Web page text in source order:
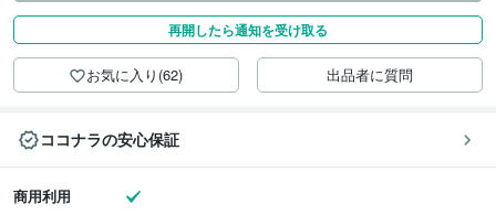
再開したら通知を受け取る
お気に入り(62) 出品者に質問
ココナラの安心保証
商用利用